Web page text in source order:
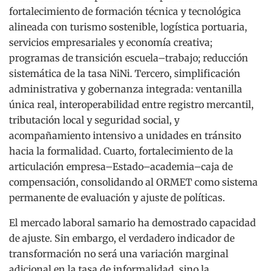
fortalecimiento de formación técnica y tecnológica
alineada con turismo sostenible, logística portuaria,
servicios empresariales y economía creativa;
programas de transición escuela–trabajo; reducción
sistemática de la tasa NiNi. Tercero, simplificación
administrativa y gobernanza integrada: ventanilla
única real, interoperabilidad entre registro mercantil,
tributación local y seguridad social, y
acompañamiento intensivo a unidades en tránsito
hacia la formalidad. Cuarto, fortalecimiento de la
articulación empresa–Estado–academia–caja de
compensación, consolidando al ORMET como sistema
permanente de evaluación y ajuste de políticas.
El mercado laboral samario ha demostrado capacidad
de ajuste. Sin embargo, el verdadero indicador de
transformación no será una variación marginal